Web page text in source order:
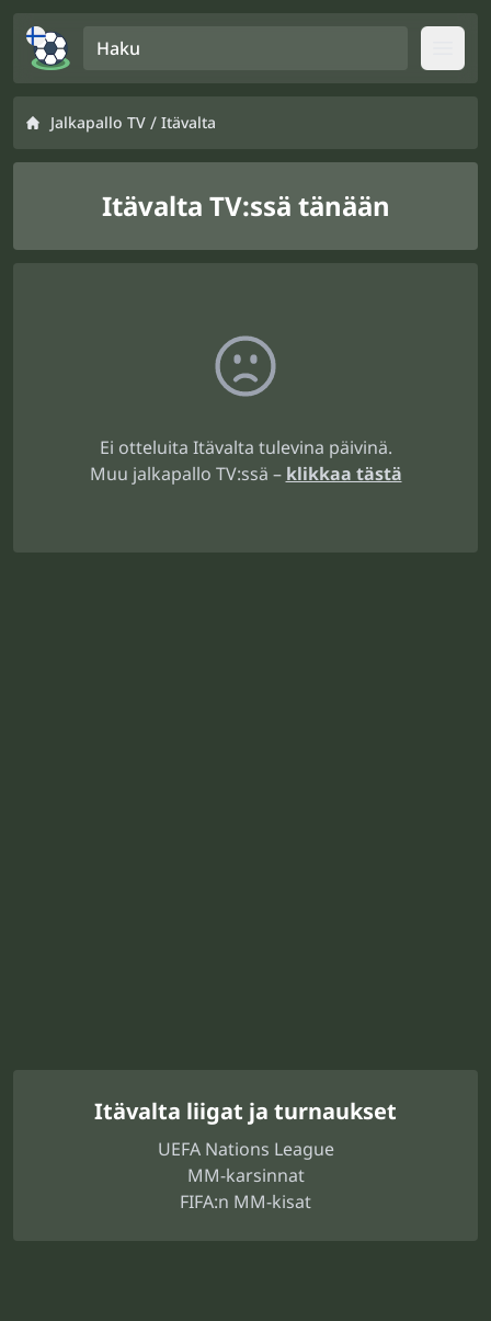
Jalkapallo TV / Itävalta
Itävalta TV:ssä tänään
Ei otteluita Itävalta tulevina päivinä.
Muu jalkapallo TV:ssä – klikkaa tästä
Itävalta liigat ja turnaukset
UEFA Nations League
MM-karsinnat
FIFA:n MM-kisat